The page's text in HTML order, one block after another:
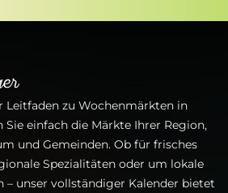
Leitfaden zu Wochenmärkten in
Sie einfach die Märkte Ihrer Region,
und Gemeinden. Ob für frisches
Spezialitäten oder um lokale
– unser vollständiger Kalender bietet